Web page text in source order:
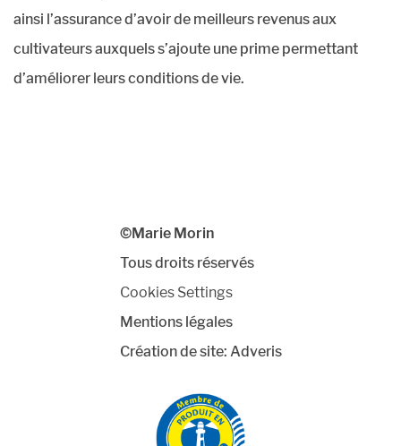
ainsi l’assurance d’avoir de meilleurs revenus aux
cultivateurs auxquels s’ajoute une prime permettant
d’améliorer leurs conditions de vie.
©Marie Morin
Tous droits réservés
Cookies Settings
Mentions légales
Création de site: Adveris